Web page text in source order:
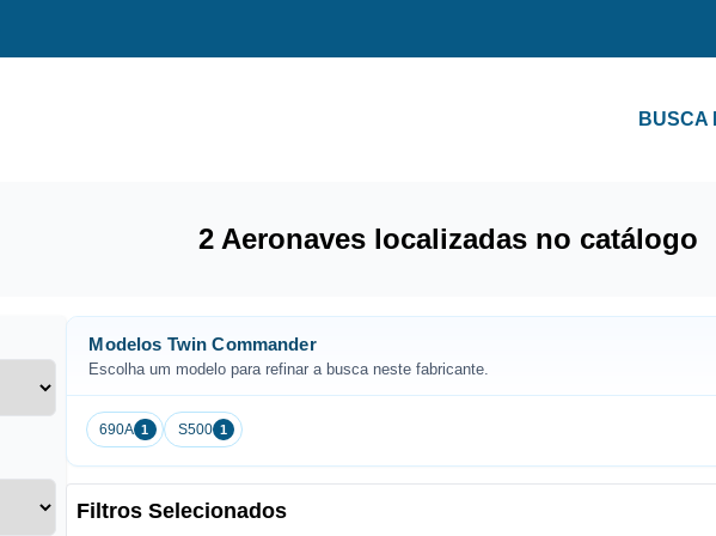
BUSCA
2 Aeronaves localizadas no catálogo
Modelos Twin Commander
Escolha um modelo para refinar a busca neste fabricante.
690A 1 S500 1
Filtros Selecionados